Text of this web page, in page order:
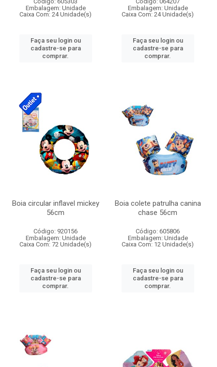
Embalagem: Unidade
Caixa Com: 24 Unidade(s)
Faça seu login ou
cadastre-se para
comprar.
Embalagem: Unidade
Caixa Com: 24 Unidade(s)
Faça seu login ou
cadastre-se para
comprar.
Boia circular inflavel mickey
56cm
Código: 920156
Embalagem: Unidade
Caixa Com: 72 Unidade(s)
Faça seu login ou
cadastre-se para
comprar.
Boia colete patrulha canina
chase 56cm
Código: 605806
Embalagem: Unidade
Caixa Com: 12 Unidade(s)
Faça seu login ou
cadastre-se para
comprar.